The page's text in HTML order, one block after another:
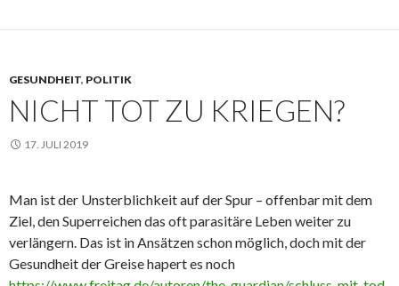
GESUNDHEIT, POLITIK
NICHT TOT ZU KRIEGEN?
17. JULI 2019
Man ist der Unsterblichkeit auf der Spur – offenbar mit dem
Ziel, den Superreichen das oft parasitäre Leben weiter zu
verlängern. Das ist in Ansätzen schon möglich, doch mit der
Gesundheit der Greise hapert es noch